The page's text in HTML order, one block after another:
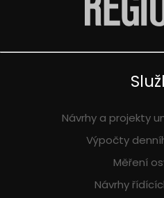
Návrhy a projekty
Výpočty
Měření
Návrhy